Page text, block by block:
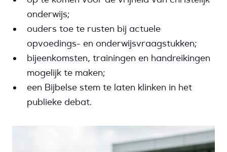
onderwijs;
ouders toe te rusten bij actuele
opvoedings- en onderwijsvraagstukken;
bijeenkomsten, trainingen en handreikingen
mogelijk te maken;
een Bijbelse stem te laten klinken in het
publieke debat.